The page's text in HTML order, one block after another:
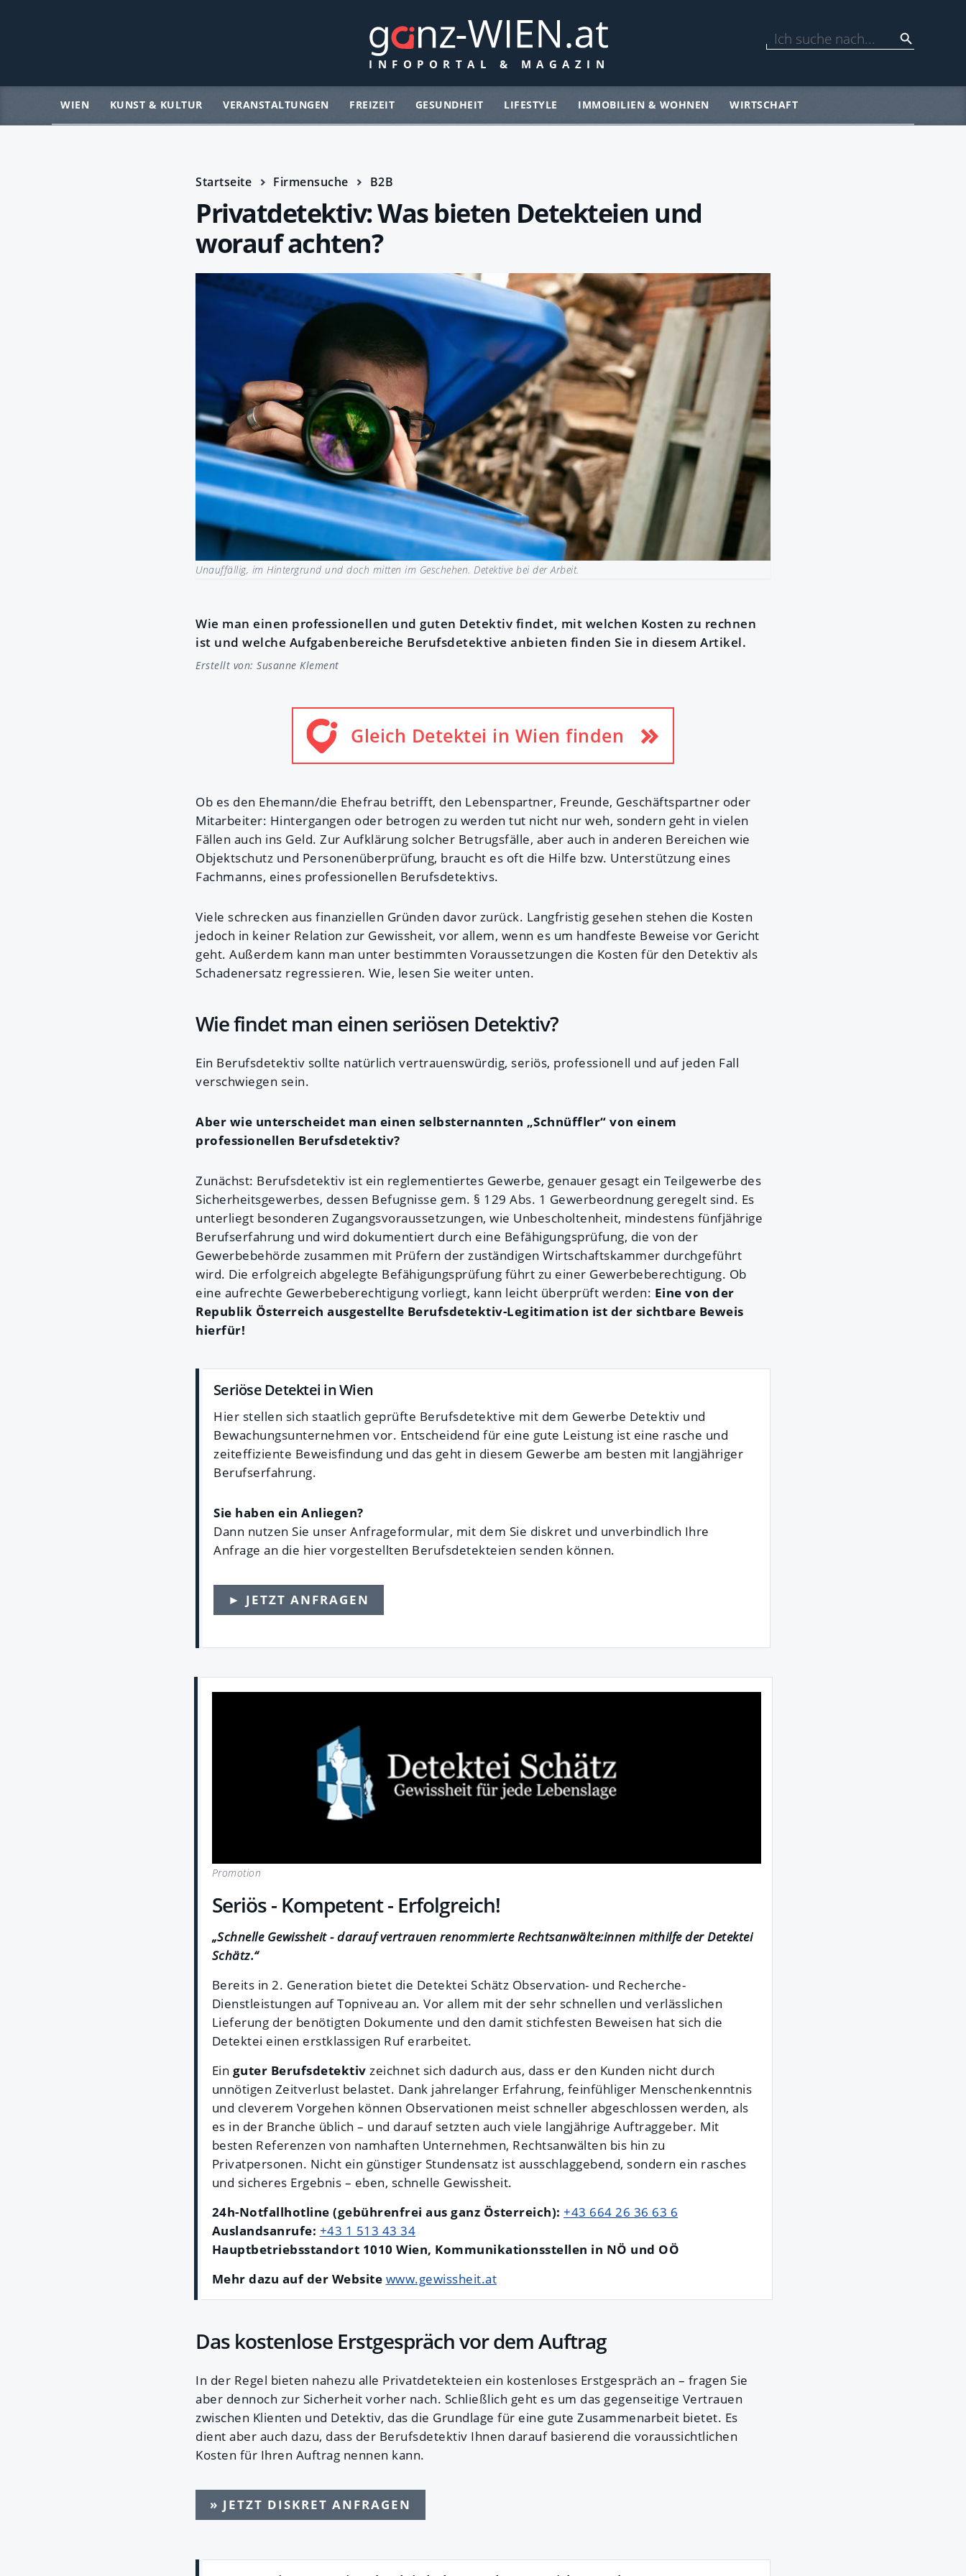
WIEN KUNST & KULTUR VERANSTALTUNGEN FREIZEIT GESUNDHEIT LIFESTYLE IMMOBILIEN & WOHNEN WIRTSCHAFT
Startseite Firmensuche B2B
Privatdetektiv: Was bieten Detekteien und
worauf achten?
Unauffällig, im Hintergrund und doch mitten im Geschehen. Detektive bei der Arbeit.
Wie man einen professionellen und guten Detektiv findet, mit welchen Kosten zu rechnen
ist und welche Aufgabenbereiche Berufsdetektive anbieten finden Sie in diesem Artikel.
Erstellt von: Susanne Klement
Gleich Detektei in Wien finden
Ob es den Ehemann/die Ehefrau betrifft, den Lebenspartner, Freunde, Geschäftspartner oder
Mitarbeiter: Hintergangen oder betrogen zu werden tut nicht nur weh, sondern geht in vielen
Fällen auch ins Geld. Zur Aufklärung solcher Betrugsfälle, aber auch in anderen Bereichen wie
Objektschutz und Personenüberprüfung, braucht es oft die Hilfe bzw. Unterstützung eines
Fachmanns, eines professionellen Berufsdetektivs.
Viele schrecken aus finanziellen Gründen davor zurück. Langfristig gesehen stehen die Kosten
jedoch in keiner Relation zur Gewissheit, vor allem, wenn es um handfeste Beweise vor Gericht
geht. Außerdem kann man unter bestimmten Voraussetzungen die Kosten für den Detektiv als
Schadenersatz regressieren. Wie, lesen Sie weiter unten.
Wie findet man einen seriösen Detektiv?
Ein Berufsdetektiv sollte natürlich vertrauenswürdig, seriös, professionell und auf jeden Fall
verschwiegen sein.
Aber wie unterscheidet man einen selbsternannten „Schnüffler“ von einem
professionellen Berufsdetektiv?
Zunächst: Berufsdetektiv ist ein reglementiertes Gewerbe, genauer gesagt ein Teilgewerbe des
Sicherheitsgewerbes, dessen Befugnisse gem. § 129 Abs. 1 Gewerbeordnung geregelt sind. Es
unterliegt besonderen Zugangsvoraussetzungen, wie Unbescholtenheit, mindestens fünfjährige
Berufserfahrung und wird dokumentiert durch eine Befähigungsprüfung, die von der
Gewerbebehörde zusammen mit Prüfern der zuständigen Wirtschaftskammer durchgeführt
wird. Die erfolgreich abgelegte Befähigungsprüfung führt zu einer Gewerbeberechtigung. Ob
eine aufrechte Gewerbeberechtigung vorliegt, kann leicht überprüft werden: Eine von der
Republik Österreich ausgestellte Berufsdetektiv-Legitimation ist der sichtbare Beweis
hierfür!
Seriöse Detektei in Wien
Hier stellen sich staatlich geprüfte Berufsdetektive mit dem Gewerbe Detektiv und
Bewachungsunternehmen vor. Entscheidend für eine gute Leistung ist eine rasche und
zeiteffiziente Beweisfindung und das geht in diesem Gewerbe am besten mit langjähriger
Berufserfahrung.
Sie haben ein Anliegen?
Dann nutzen Sie unser Anfrageformular, mit dem Sie diskret und unverbindlich Ihre
Anfrage an die hier vorgestellten Berufsdetekteien senden können.
► JETZT ANFRAGEN
Promotion
Seriös - Kompetent - Erfolgreich!
„Schnelle Gewissheit - darauf vertrauen renommierte Rechtsanwälte:innen mithilfe der Detektei
Schätz.“
Bereits in 2. Generation bietet die Detektei Schätz Observation- und Recherche-
Dienstleistungen auf Topniveau an. Vor allem mit der sehr schnellen und verlässlichen
Lieferung der benötigten Dokumente und den damit stichfesten Beweisen hat sich die
Detektei einen erstklassigen Ruf erarbeitet.
Ein guter Berufsdetektiv zeichnet sich dadurch aus, dass er den Kunden nicht durch
unnötigen Zeitverlust belastet. Dank jahrelanger Erfahrung, feinfühliger Menschenkenntnis
und cleverem Vorgehen können Observationen meist schneller abgeschlossen werden, als
es in der Branche üblich – und darauf setzten auch viele langjährige Auftraggeber. Mit
besten Referenzen von namhaften Unternehmen, Rechtsanwälten bis hin zu
Privatpersonen. Nicht ein günstiger Stundensatz ist ausschlaggebend, sondern ein rasches
und sicheres Ergebnis – eben, schnelle Gewissheit.
24h-Notfallhotline (gebührenfrei aus ganz Österreich): +43 664 26 36 63 6
Auslandsanrufe: +43 1 513 43 34
Hauptbetriebsstandort 1010 Wien, Kommunikationsstellen in NÖ und OÖ
Mehr dazu auf der Website www.gewissheit.at
Das kostenlose Erstgespräch vor dem Auftrag
In der Regel bieten nahezu alle Privatdetekteien ein kostenloses Erstgespräch an – fragen Sie
aber dennoch zur Sicherheit vorher nach. Schließlich geht es um das gegenseitige Vertrauen
zwischen Klienten und Detektiv, das die Grundlage für eine gute Zusammenarbeit bietet. Es
dient aber auch dazu, dass der Berufsdetektiv Ihnen darauf basierend die voraussichtlichen
Kosten für Ihren Auftrag nennen kann.
» JETZT DISKRET ANFRAGEN